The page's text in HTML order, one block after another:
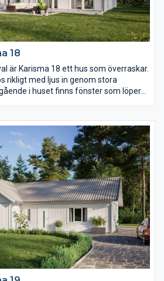
18
är Karisma 18 ett hus som överraskar.
rikligt med ljus in genom stora
i huset finns fönster som löper